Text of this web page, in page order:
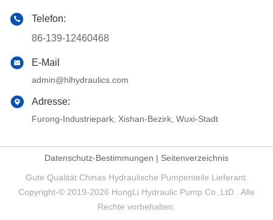
Telefon:
86-139-12460468
E-Mail
admin@hlhydraulics.com
Adresse:
Furong-Industriepark, Xishan-Bezirk, Wuxi-Stadt
Datenschutz-Bestimmungen | Seitenverzeichnis
Gute Qualität Chinas Hydraulische Pumpenteile Lieferant.
Copyright-© 2019-2026 HongLi Hydraulic Pump Co.,LtD . Alle
Rechte vorbehalten.